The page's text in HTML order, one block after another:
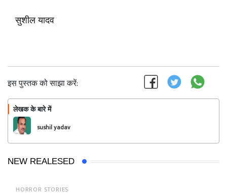
सुशील यादव
इस पुस्तक को साझा करें:
लेखक के बारे में
sushil yadav
NEW REALESED
HORROR STORIES